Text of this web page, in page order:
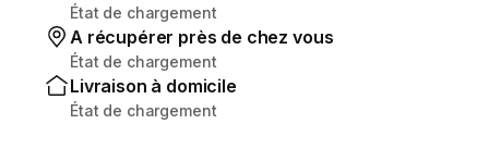
État de chargement
A récupérer près de chez vous
État de chargement
Livraison à domicile
État de chargement